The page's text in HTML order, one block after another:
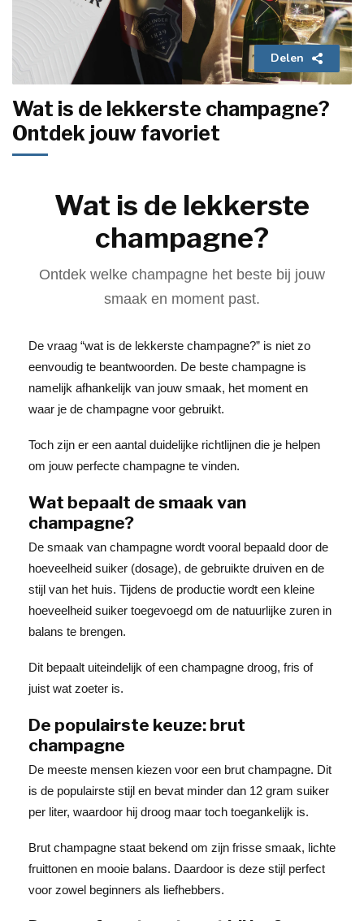
Delen
Wat is de lekkerste champagne?
Ontdek jouw favoriet
Wat is de lekkerste
champagne?
Ontdek welke champagne het beste bij jouw
smaak en moment past.
De vraag “wat is de lekkerste champagne?” is niet zo
eenvoudig te beantwoorden. De beste champagne is
namelijk afhankelijk van jouw smaak, het moment en
waar je de champagne voor gebruikt.
Toch zijn er een aantal duidelijke richtlijnen die je helpen
om jouw perfecte champagne te vinden.
Wat bepaalt de smaak van
champagne?
De smaak van champagne wordt vooral bepaald door de
hoeveelheid suiker (dosage), de gebruikte druiven en de
stijl van het huis. Tijdens de productie wordt een kleine
hoeveelheid suiker toegevoegd om de natuurlijke zuren in
balans te brengen.
Dit bepaalt uiteindelijk of een champagne droog, fris of
juist wat zoeter is.
De populairste keuze: brut
champagne
De meeste mensen kiezen voor een brut champagne. Dit
is de populairste stijl en bevat minder dan 12 gram suiker
per liter, waardoor hij droog maar toch toegankelijk is.
Brut champagne staat bekend om zijn frisse smaak, lichte
fruittonen en mooie balans. Daardoor is deze stijl perfect
voor zowel beginners als liefhebbers.